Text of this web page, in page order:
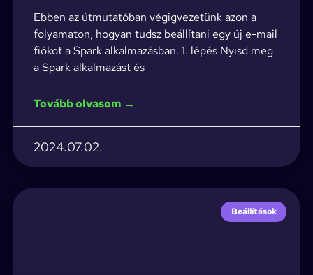
Ebben az útmutatóban végigvezetünk azon a
folyamaton, hogyan tudsz beállítani egy új e-mail
fiókot a Spark alkalmazásban. 1. lépés Nyisd meg
a Spark alkalmazást és
Tovább olvasom →
2024.07.02.
Beállítások